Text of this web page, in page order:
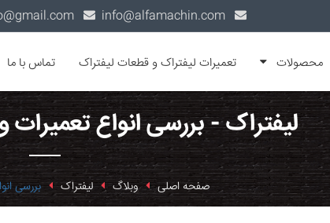
محصولات تعمیرات لیفتراک و قطعات لیفتراک تماس با ما
لیفتراک - بررسی انواع تعمیرات
صفحه اصلی وبلاگ لیفتراک بررسی